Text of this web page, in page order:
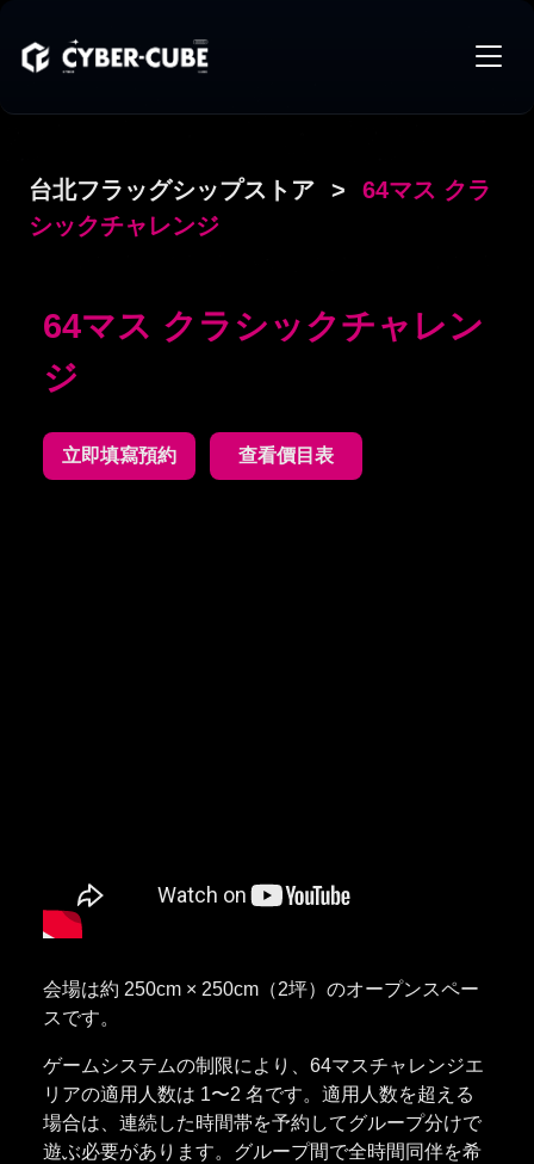
台北フラッグシップストア >
64マス クラ
シックチャレンジ
64マス クラシックチャレン
ジ
立即填寫預約 查看價目表
会場は約 250cm × 250cm（2坪）のオープンスペー
スです。
ゲームシステムの制限により、64マスチャレンジエ
リアの適用人数は 1〜2 名です。適用人数を超える
場合は、連続した時間帯を予約してグループ分けで
遊ぶ必要があります。グループ間で全時間同伴を希